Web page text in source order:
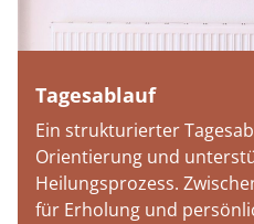
Tagesablauf
Ein strukturierter
Orientierung und
Heilungsprozess.
für Erholung und